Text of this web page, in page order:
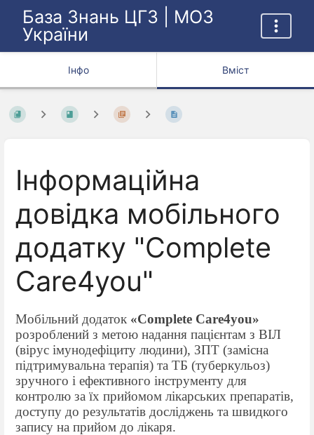
База Знань ЦГЗ | МОЗ
України
Інфо Вміст
Інформаційна
довідка мобільного
додатку "Complete
Care4you"
Мобільний додаток «Complete Care4you»
розроблений з метою надання пацієнтам з ВІЛ
(вірус імунодефіциту людини), ЗПТ (замісна
підтримувальна терапія) та ТБ (туберкульоз)
зручного і ефективного інструменту для
контролю за їх прийомом лікарських препаратів,
доступу до результатів досліджень та швидкого
запису на прийом до лікаря.